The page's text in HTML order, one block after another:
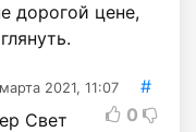
дорогой цене,
2021, 11:07
#
0
Свет